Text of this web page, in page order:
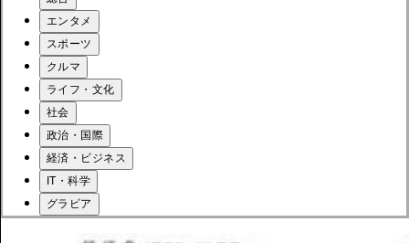
エンタメ
スポーツ
クルマ
ライフ・文化
社会
政治・国際
経済・ビジネス
IT・科学
グラビア